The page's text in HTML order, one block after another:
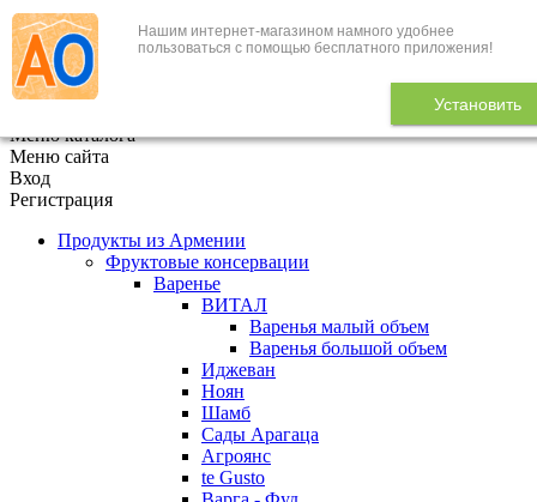
Нашим интернет-магазином намного удобнее
пользоваться с помощью бесплатного приложения!
Установить
+7 (495) 646-888-1
В корзине 0
Меню каталога
Меню сайта
Вход
Регистрация
Продукты из Армении
Фруктовые консервации
Варенье
ВИТАЛ
Варенья малый объем
Варенья большой объем
Иджеван
Ноян
Шамб
Сады Арагаца
Агроянс
te Gusto